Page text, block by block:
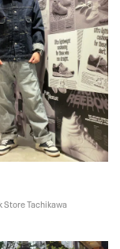
Store Tachikawa